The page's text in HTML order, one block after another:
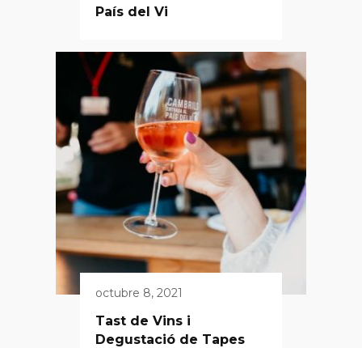
País del Vi
octubre 8, 2021
Tast de Vins i
Degustació de Tapes